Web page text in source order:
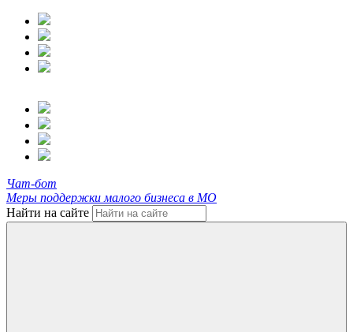
Чат-бот
Меры поддержки малого бизнеса в МО
Найти на сайте